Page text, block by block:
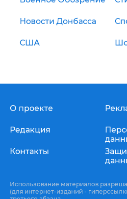
Новости Донбасса
США
О проекте
Редакция
Контакты
Использование материалов
(для интернет-изданий -